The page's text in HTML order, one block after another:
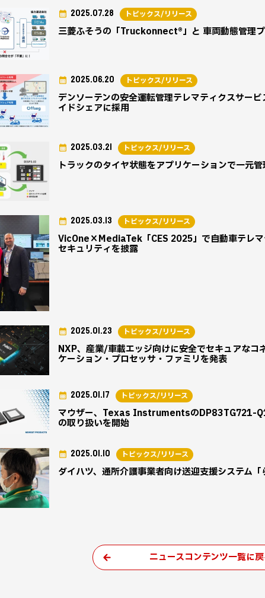
三菱ふそうの「Truckonnect®」と 車両動態管
2025.07.28 トピックス/リリース
デンソーテンの安全運転管理テレマティクスサー
イドシェアに採用
2025.06.20 トピックス/リリース
トラックのタイヤ状態をアプリケーションで一元管
2025.03.21 トピックス/リリース
VicOne×MediaTek「CES 2025」で自動車テレマ
セキュリティを披露
2025.03.13 トピックス/リリース
NXP、産業/車載エッジ向けに安全でセキュアな
ケーション・プロセッサ・ファミリを発表
2025.01.23 トピックス/リリース
マウザー、Texas InstrumentsのDP83TG721-
の取り扱いを開始
2025.01.17 トピックス/リリース
ダイハツ、通所介護事業者向け送迎支援システム
2025.01.10 トピックス/リリース
ニュースコンテンツ一覧に